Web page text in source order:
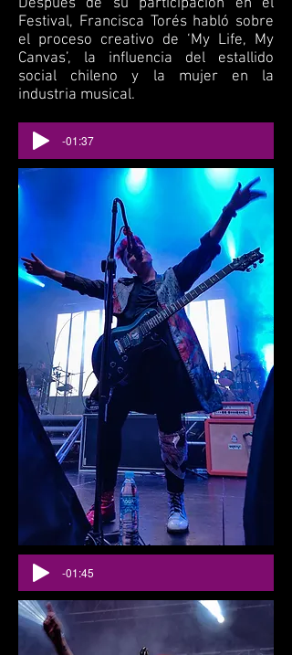
Después de su participación en el
Festival, Francisca Torés habló sobre
el proceso creativo de ‘My Life, My
Canvas’, la influencia del estallido
social chileno y la mujer en la
industria musical.
-01:37
-01:45